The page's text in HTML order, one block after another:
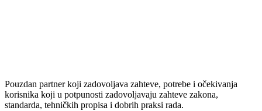
Pouzdan partner koji zadovoljava zahteve, potrebe i očekivanja
korisnika koji u potpunosti zadovoljavaju zahteve zakona,
standarda, tehničkih propisa i dobrih praksi rada.